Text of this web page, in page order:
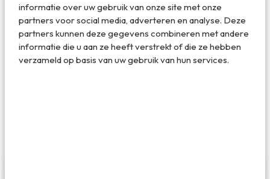
informatie over uw gebruik van onze site met onze
partners voor social media, adverteren en analyse. Deze
partners kunnen deze gegevens combineren met andere
informatie die u aan ze heeft verstrekt of die ze hebben
verzameld op basis van uw gebruik van hun services.
Deel via E-mail